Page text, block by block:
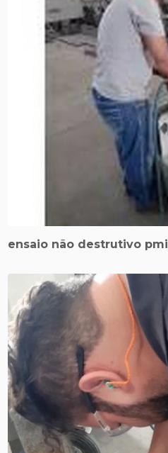
ensaio não destrutivo pmi